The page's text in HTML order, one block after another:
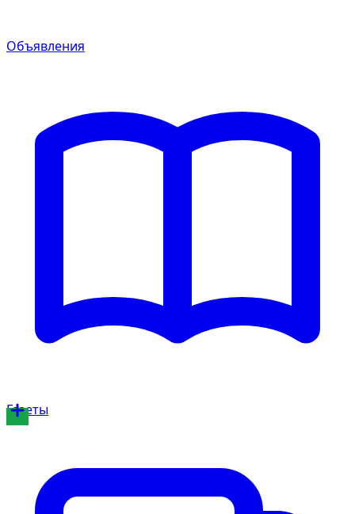
Объявления
Газеты